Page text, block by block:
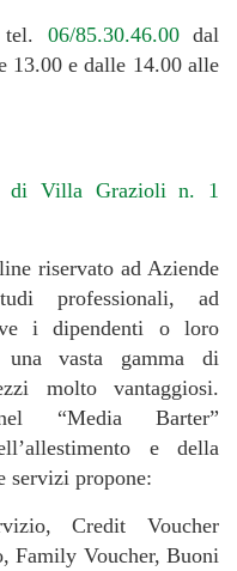
tel. 06/85.30.46.00 dal
13.00 e dalle 14.00 alle
di Villa Grazioli n. 1
riservato ad Aziende
professionali, ad
i dipendenti o loro
una vasta gamma di
molto vantaggiosi.
“Media Barter”
e della
servizi propone:
Credit Voucher
Family Voucher, Buoni